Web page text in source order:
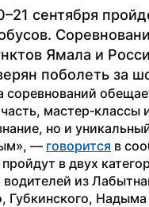
сентября
Ямала и
поболеть за
соревнований
но и
— говорится в
в двух
водителей из
Губкинского,